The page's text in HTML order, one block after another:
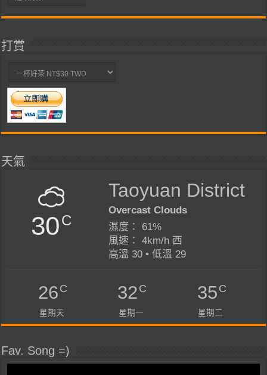
打賞
天氣
30C
Taoyuan District
Overcast Clouds
濕度： 61%
風速： 4km/h 西
高溫 30 • 低溫 29
26C
星期天
32C
星期一
35C
星期二
Fav. Song =)